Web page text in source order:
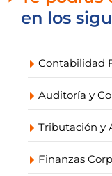
en los
Contabilidad
Auditoría y
Tributación y
Finanzas